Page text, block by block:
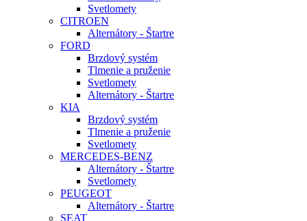
Svetlomety
CITROEN
Alternátory - Štartre
FORD
Brzdový systém
Tlmenie a pruženie
Svetlomety
Alternátory - Štartre
KIA
Brzdový systém
Tlmenie a pruženie
Svetlomety
MERCEDES-BENZ
Alternátory - Štartre
Svetlomety
PEUGEOT
Alternátory - Štartre
SEAT